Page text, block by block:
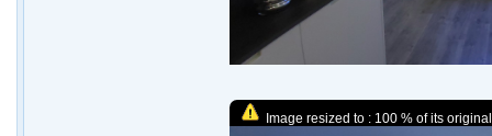
Image resized to : 100 % of its